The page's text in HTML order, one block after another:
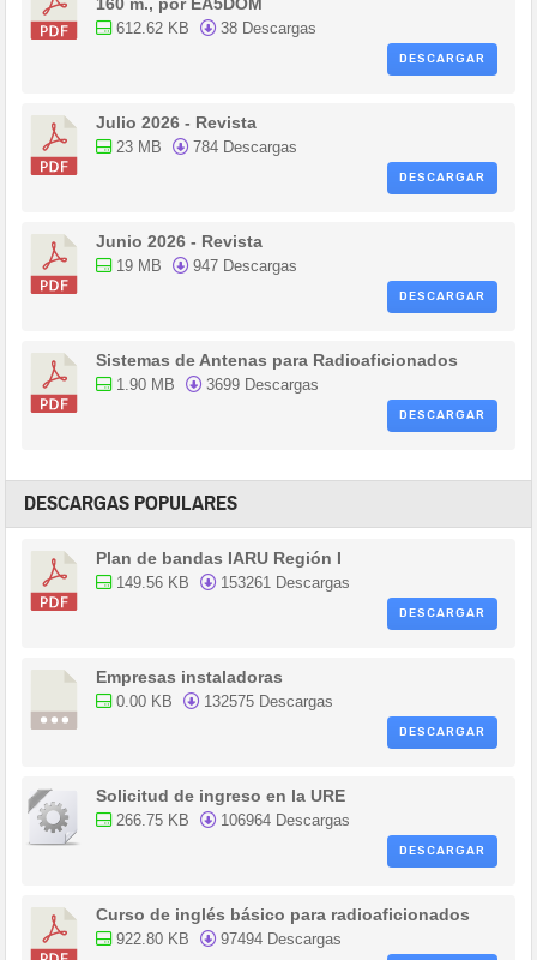
160 m., por EA5DOM
612.62 KB
38 Descargas
DESCARGAR
Julio 2026 - Revista
23 MB
784 Descargas
DESCARGAR
Junio 2026 - Revista
19 MB
947 Descargas
DESCARGAR
Sistemas de Antenas para Radioaficionados
1.90 MB
3699 Descargas
DESCARGAR
DESCARGAS POPULARES
Plan de bandas IARU Región I
149.56 KB
153261 Descargas
DESCARGAR
Empresas instaladoras
0.00 KB
132575 Descargas
DESCARGAR
Solicitud de ingreso en la URE
266.75 KB
106964 Descargas
DESCARGAR
Curso de inglés básico para radioaficionados
922.80 KB
97494 Descargas